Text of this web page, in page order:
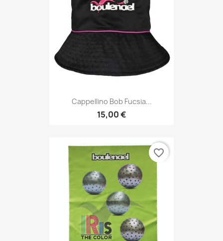
Cappellino Bob Fucsia...
15,00 €
favorite_border